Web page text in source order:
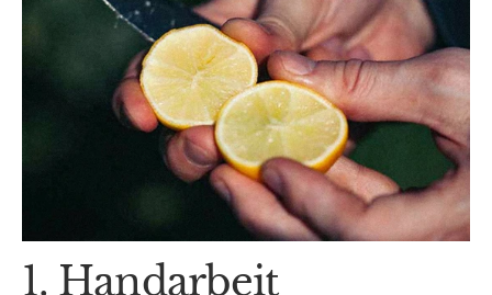
1. Handarbeit